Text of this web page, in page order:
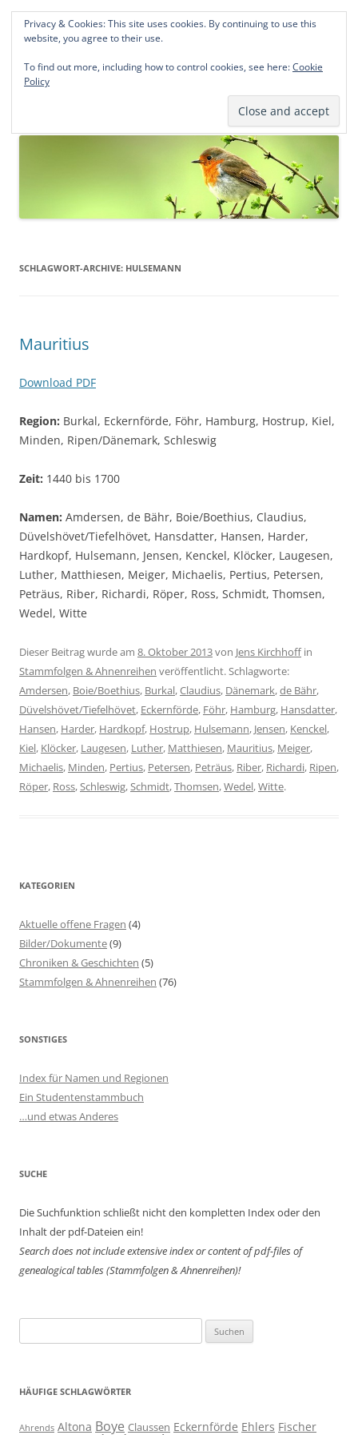
Norddeutsche Genealogien
Michael Kohlhaas und Jens Kirchhoff
springen
SCHLAGWORT-ARCHIVE: HULSEMANN
Mauritius
Download PDF
Region: Burkal, Eckernförde, Föhr, Hamburg, Hostrup, Kiel,
Minden, Ripen/Dänemark, Schleswig
Zeit: 1440 bis 1700
Namen: Amdersen, de Bähr, Boie/Boethius, Claudius,
Düvelshövet/Tiefelhövet, Hansdatter, Hansen, Harder,
Hardkopf, Hulsemann, Jensen, Kenckel, Klöcker, Laugesen,
Luther, Matthiesen, Meiger, Michaelis, Pertius, Petersen,
Peträus, Riber, Richardi, Röper, Ross, Schmidt, Thomsen,
Wedel, Witte
Dieser Beitrag wurde am 8. Oktober 2013von Jens Kirchhoffin
Stammfolgen & Ahnenreihen veröffentlicht. Schlagworte:
Amdersen, Boie/Boethius, Burkal,Claudius, Dänemark,de Bähr,
Düvelshövet/Tiefelhövet, Eckernförde, Föhr, Hamburg, Hansdatter,
Hansen, Harder, Hardkopf, Hostrup, Hulsemann, Jensen, Kenckel,
Kiel, Klöcker, Laugesen, Luther, Matthiesen, Mauritius, Meiger,
Michaelis, Minden, Pertius, Petersen, Peträus, Riber, Richardi, Ripen,
Röper, Ross,Schleswig,Schmidt,Thomsen,Wedel,Witte.
KATEGORIEN
Aktuelle offene Fragen (4)
Bilder/Dokumente(9)
Chroniken & Geschichten (5)
Stammfolgen & Ahnenreihen (76)
SONSTIGES
Index für Namen und Regionen
Ein Studentenstammbuch
…und etwas Anderes
SUCHE
Die Suchfunktion schließt nicht den kompletten Index oder den
Inhalt der pdf-Dateien ein!
Search does not include extensive index or content ofpdf-files of
genealogical tables (Stammfolgen & Ahnenreihen)!
nach:
HÄUFIGE SCHLAGWÖRTER
Ahrends Altona Boye Claussen Eckernförde Ehlers Fischer
Privacy & Cookies: This site uses cookies. By continuing to use this
website, you agree to their use.
To find out more, including how to control cookies, see here:Cookie
Policy